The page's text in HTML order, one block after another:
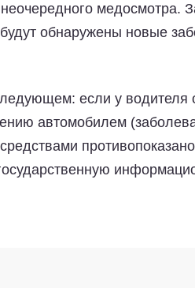
медосмотра.
обнаружены новые
если у водителя
автомобилем